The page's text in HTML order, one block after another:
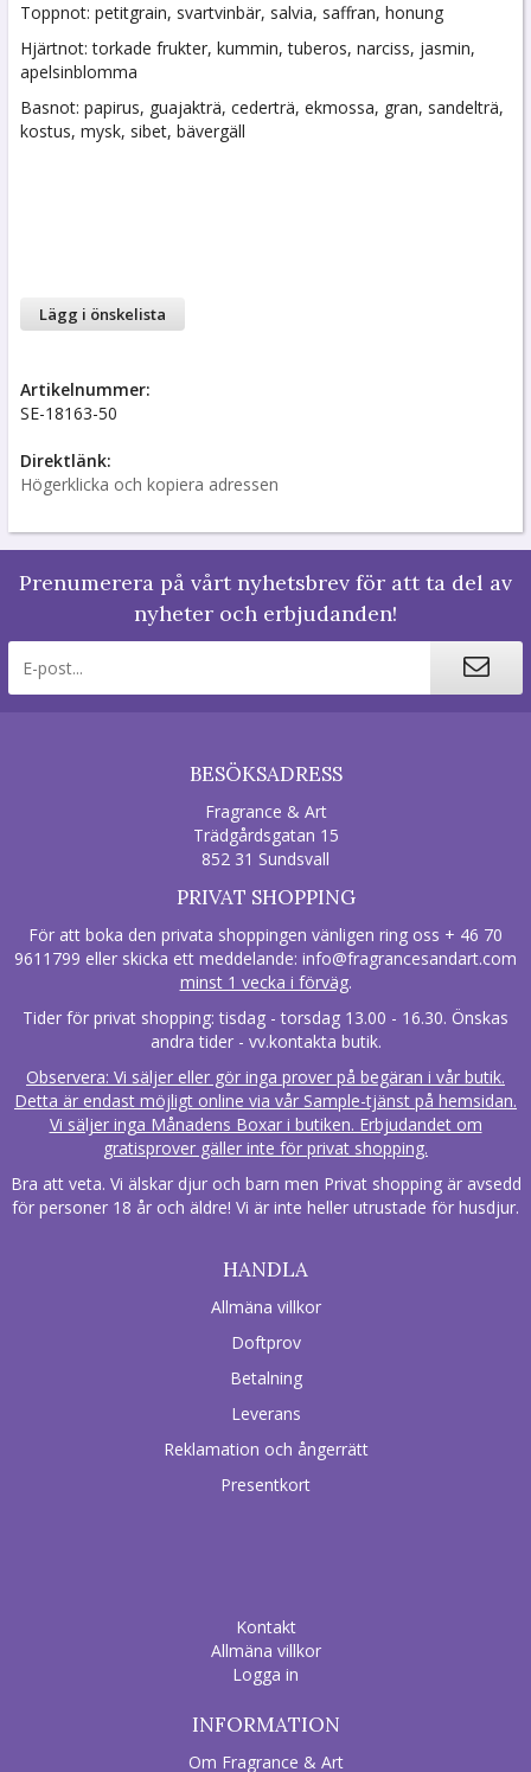
Toppnot: petitgrain, svartvinbär, salvia, saffran, honung
Hjärtnot: torkade frukter, kummin, tuberos, narciss, jasmin,
apelsinblomma
Basnot: papirus, guajakträ, cederträ, ekmossa, gran, sandelträ,
kostus, mysk, sibet, bävergäll
Lägg i önskelista
Artikelnummer:
SE-18163-50
Direktlänk:
Högerklicka och kopiera adressen
Prenumerera på vårt nyhetsbrev för att ta del av
nyheter och erbjudanden!
BESÖKSADRESS
Fragrance & Art
Trädgårdsgatan 15
852 31 Sundsvall
PRIVAT SHOPPING
För att boka den privata shoppingen vänligen ring oss + 46 70
9611799 eller skicka ett meddelande: info@fragrancesandart.com
minst 1 vecka i förväg.
Tider för privat shopping: tisdag - torsdag 13.00 - 16.30. Önskas
andra tider - vv.kontakta butik.
Observera: Vi säljer eller gör inga prover på begäran i vår butik.
Detta är endast möjligt online via vår Sample-tjänst på hemsidan.
Vi säljer inga Månadens Boxar i butiken. Erbjudandet om
gratisprover gäller inte för privat shopping.
Bra att veta. Vi älskar djur och barn men Privat shopping är avsedd
för personer 18 år och äldre! Vi är inte heller utrustade för husdjur.
HANDLA
Allmäna villkor
Doftprov
Betalning
Leverans
Reklamation och ångerrätt
Presentkort
Kontakt
Allmäna villkor
Logga in
INFORMATION
Om Fragrance & Art